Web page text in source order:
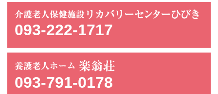
093-222-1717
093-791-0178